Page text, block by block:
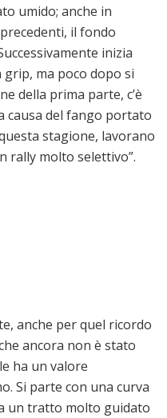
umido; anche in
il fondo
inizia
ma poco dopo si
della prima parte, c’è
causa del fango portato
stagione, lavorano
rally molto selettivo”.
anche per quel ricordo
ancora non è stato
ha un valore
Si parte con una curva
un tratto molto guidato